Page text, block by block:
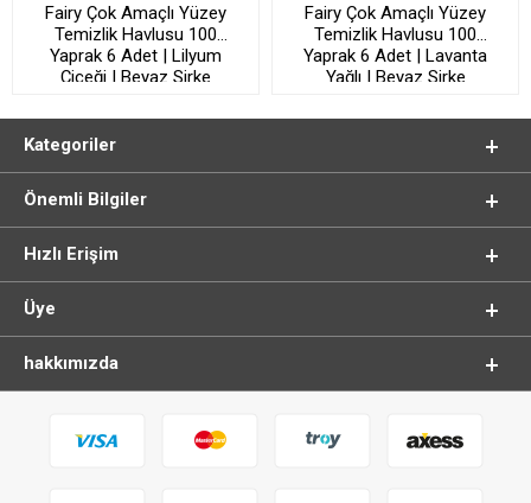
Fairy Çok Amaçlı Yüzey
Temizlik Havlusu 100
Yaprak 6 Adet | Lilyum
Çiçeği | Beyaz Sirke
Fairy Çok Amaçlı Yüzey
Temizlik Havlusu 100
Yaprak 6 Adet | Lavanta
Yağlı | Beyaz Sirke
Kategoriler
Önemli Bilgiler
Hızlı Erişim
Üye
hakkımızda